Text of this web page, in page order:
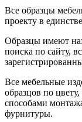
Все образцы
проекту в
Образцы имеют
поиска по сайту,
Все мебельные
образцов по
способами
фурнитуры.